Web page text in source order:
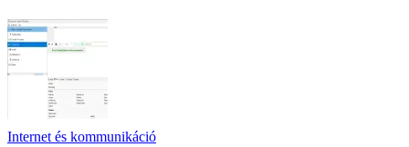
Internet és kommunikáció